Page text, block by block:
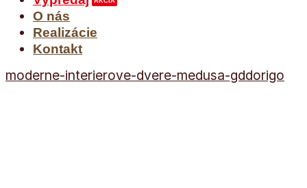
O nás
Realizácie
Kontakt
moderne-interierove-dvere-medusa-gddorigo